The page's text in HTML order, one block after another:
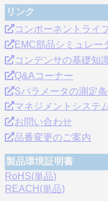
リンク
コンポーネントライ
EMC部品シミュレー
コンデンサの基礎知
Q&Aコーナー
Sパラメータの測定
マネジメントシステ
お問い合わせ
品番変更のご案内
製品環境証明書
RoHS(単品)
REACH(単品)